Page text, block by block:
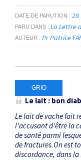
DATE DE PARUTION 28
PARU DANS La Lettre
AUTEUR Pr Patrice
GRIO
Le lait : bon
Le lait de vache fait
l'accusant d'être la
de santé parmi
de fractures.On est
discordance, dans